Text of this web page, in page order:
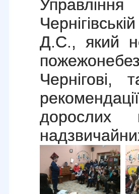
Д.С., який
Чернігові,
дорослих